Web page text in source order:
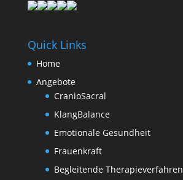
Quick Links
Home
Angebote
CranioSacral
KlangBalance
Emotionale Gesundheit
Frauenkraft
Begleitende Therapieverfahren